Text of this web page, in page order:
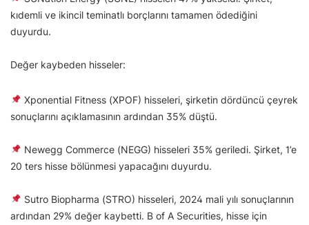
kıdemli ve ikincil teminatlı borçlarını tamamen ödediğini
duyurdu.
Değer kaybeden hisseler:
Xponential Fitness (XPOF) hisseleri, şirketin dördüncü çeyrek
sonuçlarını açıklamasının ardından 35% düştü.
Newegg Commerce (NEGG) hisseleri 35% geriledi. Şirket, 1’e
20 ters hisse bölünmesi yapacağını duyurdu.
Sutro Biopharma (STRO) hisseleri, 2024 mali yılı sonuçlarının
ardından 29% değer kaybetti. B of A Securities, hisse için